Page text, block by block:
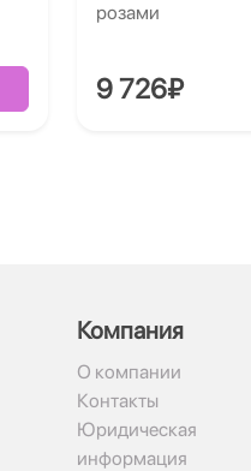
розами
9 726₽
Компания
О компании
Контакты
Юридическая
информация